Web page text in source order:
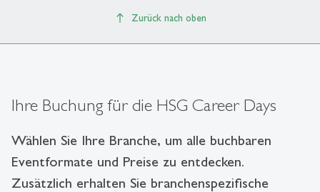
Zurück nach oben
Ihre Buchung für die HSG Career Days
Wählen Sie Ihre Branche, um alle buchbaren
Eventformate und Preise zu entdecken.
Zusätzlich erhalten Sie branchenspezifische